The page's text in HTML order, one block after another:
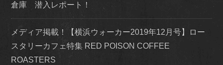
倉庫 潜入レポート！
メディア掲載！【横浜ウォーカー2019年12月号】ロー
スタリーカフェ特集 RED POISON COFFEE
ROASTERS